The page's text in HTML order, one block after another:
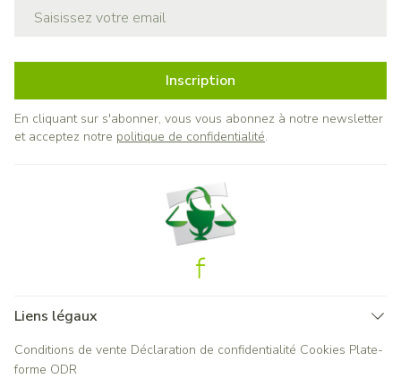
Inscription
En cliquant sur s'abonner, vous vous abonnez à notre newsletter
et acceptez notre politique de confidentialité.
Liens légaux
Conditions de vente Déclaration de confidentialité Cookies Plate-
forme ODR